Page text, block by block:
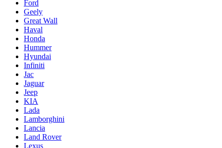
Ford
Geely
Great Wall
Haval
Honda
Hummer
Hyundai
Infiniti
Jac
Jaguar
Jeep
KIA
Lada
Lamborghini
Lancia
Land Rover
Lexus